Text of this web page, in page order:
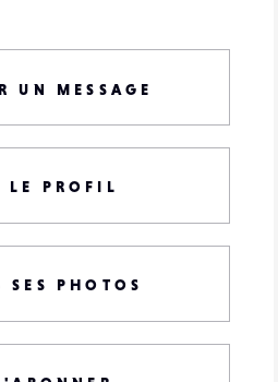
UN MESSAGE
LE PROFIL
SES PHOTOS